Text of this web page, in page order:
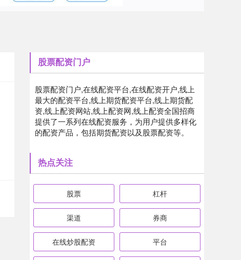
股票配资门户
股票配资门户,在线配资平台,在线配资开户,线上
最大的配资平台,线上期货配资平台,线上期货配
资,线上配资网站,线上配资网,线上配资全国招商
提供了一系列在线配资服务，为用户提供多样化
的配资产品，包括期货配资以及股票配资等。
热点关注
股票 杠杆
渠道 券商
在线炒股配资 平台